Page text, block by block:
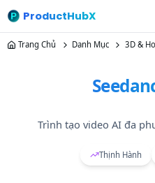
ProductHubX
Trang Chủ Danh Mục 3D &
Trình tạo video AI đa
Thịnh Hành